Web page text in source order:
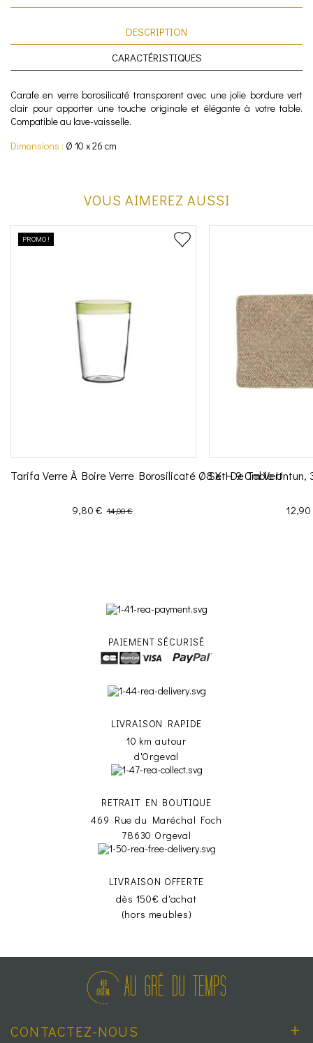
DESCRIPTION
CARACTÉRISTIQUES
Carafe en verre borosilicaté transparent avec une jolie bordure vert
clair pour apporter une touche originale et élégante à votre table.
Compatible au lave-vaisselle.
Dimensions : Ø 10 x 26 cm
VOUS AIMEREZ AUSSI
PROMO !
Tarifa Verre À Boire Verre Borosilicaté Ø8 X H 9 Cm Vert
Prix
9,80 € Prix de base
14,00 €
Set De Table Untun,
Prix
PAIEMENT SÉCURISÉ
LIVRAISON RAPIDE
10 km autour
d'Orgeval
RETRAIT EN BOUTIQUE
469 Rue du Maréchal Foch
78630 Orgeval
LIVRAISON OFFERTE
dès 150€ d'achat
(hors meubles)
CONTACTEZ-NOUS